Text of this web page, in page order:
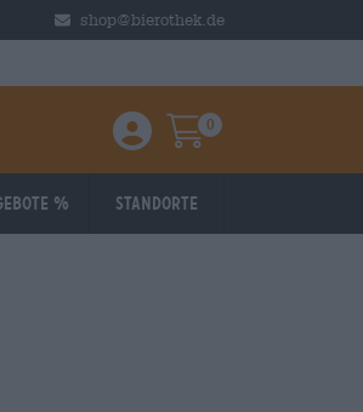
shop@bierothek.de
Einloggen / Anmelden
Warenkorb
0
% Standorte